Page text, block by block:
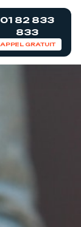
01 82 833
833
APPEL GRATUIT